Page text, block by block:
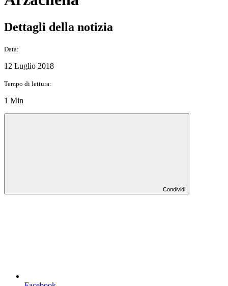
Dettagli della notizia
Data:
12 Luglio 2018
Tempo di lettura:
1 Min
Condividi